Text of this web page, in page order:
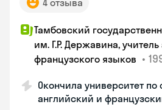
4 отзыва
Тамбовский
им. Г.Р. Державина,
французского языков •
Окончила университет по
английский и